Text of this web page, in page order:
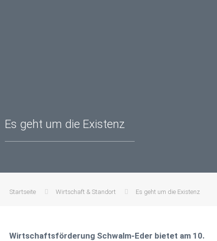
Es geht um die Existenz
Startseite Wirtschaft & Standort Es geht um die Existenz
Wirtschaftsförderung Schwalm-Eder bietet am 10.